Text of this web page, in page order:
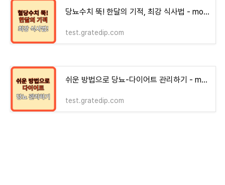
당뇨수치 뚝! 한달의 기적, 최강 식사법 - money-health
test.gratedip.com
쉬운 방법으로 당뇨-다이어트 관리하기 - money-health
test.gratedip.com